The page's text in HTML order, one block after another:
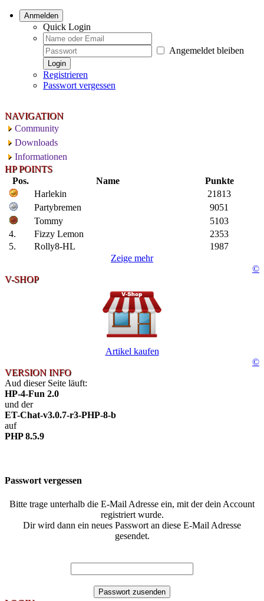
Anmelden
Quick Login
Angemeldet bleiben
Login
Registrieren
Passwort vergessen
NAVIGATION
Community
Downloads
Informationen
HP POINTS
Pos.
Name
Punkte
Harlekin
21813
Partybremen
9051
Tommy
5103
4.
Fizzy Lemon
2353
5.
Rolly8-HL
1987
Zeige mehr
©
V-SHOP
Artikel kaufen
©
VERSION INFO
Aud dieser Seite läuft:
HP-4-Fun 2.0
und der
ET-Chat-v3.0.7-r3-PHP-8-b
auf
PHP 8.5.9
Passwort vergessen
Bitte trage unterhalb die E-Mail Adresse ein, mit der dein Account
registriert wurde.
Dir wird dann ein neues Passwort an diese E-Mail Adresse
gesendet.